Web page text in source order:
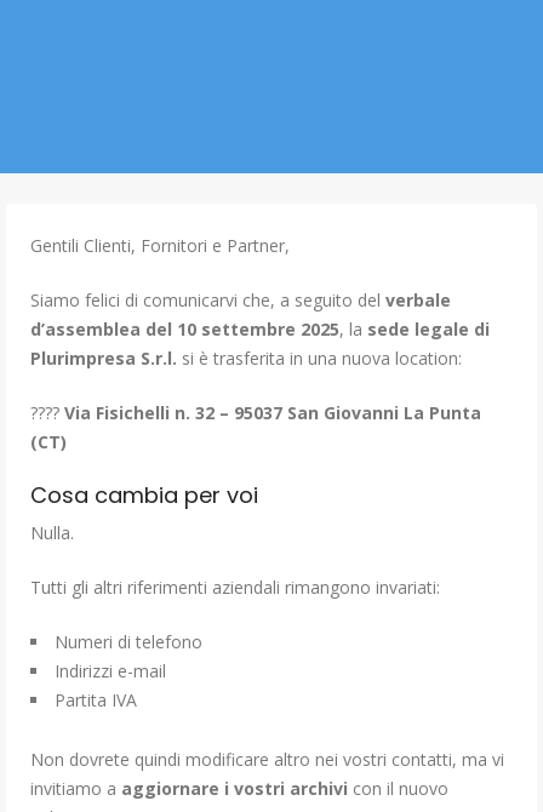
Gentili Clienti, Fornitori e Partner,
Siamo felici di comunicarvi che, a seguito del verbale
d’assemblea del 10 settembre 2025, la sede legale di
Plurimpresa S.r.l. si è trasferita in una nuova location:
???? Via Fisichelli n. 32 – 95037 San Giovanni La Punta
(CT)
Cosa cambia per voi
Nulla.
Tutti gli altri riferimenti aziendali rimangono invariati:
Numeri di telefono
Indirizzi e-mail
Partita IVA
Non dovrete quindi modificare altro nei vostri contatti, ma vi
invitiamo a aggiornare i vostri archivi con il nuovo